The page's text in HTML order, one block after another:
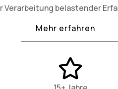
belastender
Mehr erfahren